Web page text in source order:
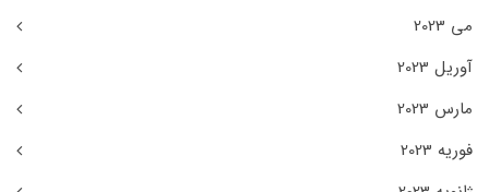
می 2023
آوریل 2023
مارس 2023
فوریه 2023